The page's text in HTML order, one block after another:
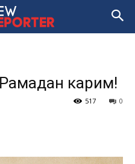
карим!
0
517